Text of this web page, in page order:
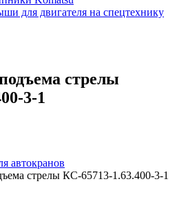
для двигателя на спецтехнику
стрелы
3-1
автокранов
стрелы КС-65713-1.63.400-3-1